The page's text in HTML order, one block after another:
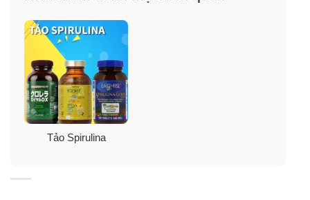
Cung cấp lượng cơ thể hoạt động khỏe mạnh.
Tăng cường chức năng miễn dịch, ngăn ngừa các
bệnh về nhiễm khuẩn.
Cho trái tim luôn khoẻ mạnh, ngăn ngừa các bệnh về
tim mạch.
thường.
Tảo Spirulina